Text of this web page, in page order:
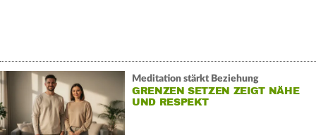
Meditation stärkt Beziehung
GRENZEN SETZEN ZEIGT NÄHE
UND RESPEKT